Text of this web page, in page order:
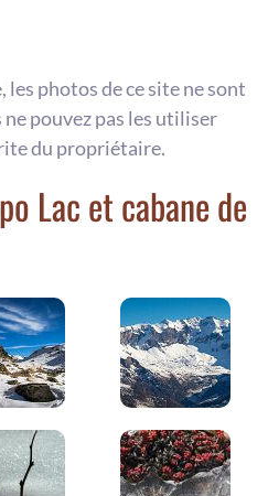
photos de ce site ne sont
pouvez pas les utiliser
du propriétaire.
Lac et cabane de